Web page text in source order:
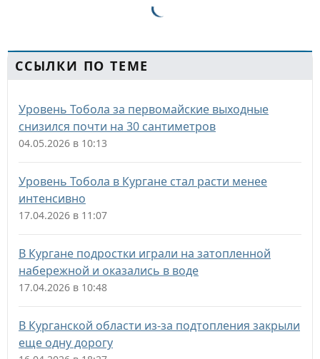
ССЫЛКИ ПО ТЕМЕ
Уровень Тобола за первомайские выходные
снизился почти на 30 сантиметров
04.05.2026 в 10:13
Уровень Тобола в Кургане стал расти менее
интенсивно
17.04.2026 в 11:07
В Кургане подростки играли на затопленной
набережной и оказались в воде
17.04.2026 в 10:48
В Курганской области из-за подтопления закрыли
еще одну дорогу